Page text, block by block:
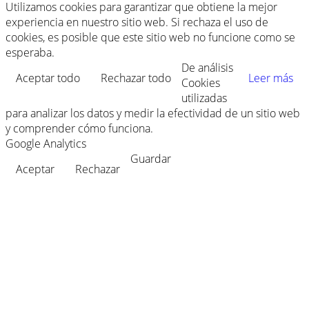
Utilizamos cookies para garantizar que obtiene la mejor
experiencia en nuestro sitio web. Si rechaza el uso de
cookies, es posible que este sitio web no funcione como se
esperaba.
Aceptar todo
Rechazar todo Leer más
De análisis
Cookies
utilizadas
para analizar los datos y medir la efectividad de un sitio web
y comprender cómo funciona.
Google Analytics
Aceptar
Rechazar
Guardar